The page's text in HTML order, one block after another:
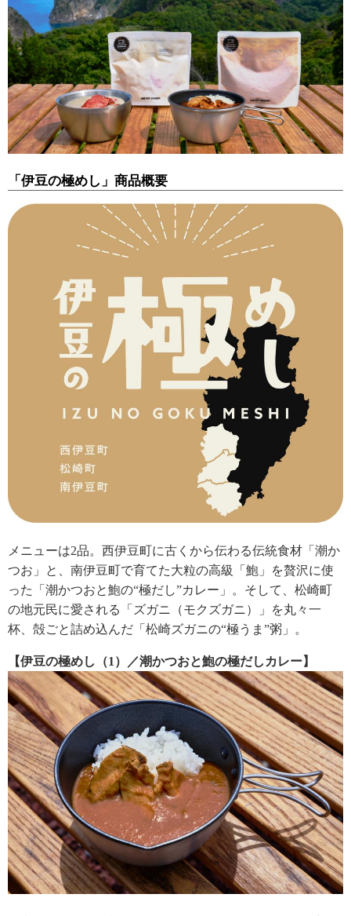
「伊豆の極めし」商品概要
メニューは2品。西伊豆町に古くから伝わる伝統食材「潮か
つお」と、南伊豆町で育てた大粒の高級「鮑」を贅沢に使
った「潮かつおと鮑の“極だし”カレー」。そして、松崎町
の地元民に愛される「ズガニ（モクズガニ）」を丸々一
杯、殻ごと詰め込んだ「松崎ズガニの“極うま”粥」。
【伊豆の極めし（1）／潮かつおと鮑の極だしカレー】